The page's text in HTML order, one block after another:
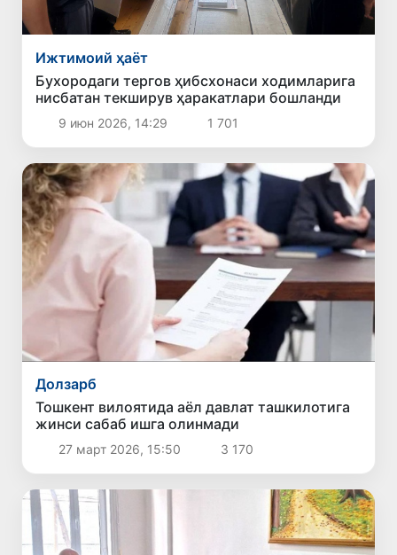
Ижтимоий ҳаёт
Бухородаги тергов ҳибсхонаси ходимларига
нисбатан текширув ҳаракатлари бошланди
9 июн 2026, 14:29 1 701
Долзарб
Тошкент вилоятида аёл давлат ташкилотига
жинси сабаб ишга олинмади
27 март 2026, 15:50 3 170